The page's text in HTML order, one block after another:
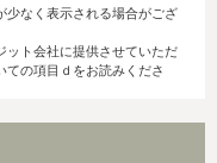
なく表示される場合がござ
ト会社に提供させていただ
ての項目ｄをお読みくださ